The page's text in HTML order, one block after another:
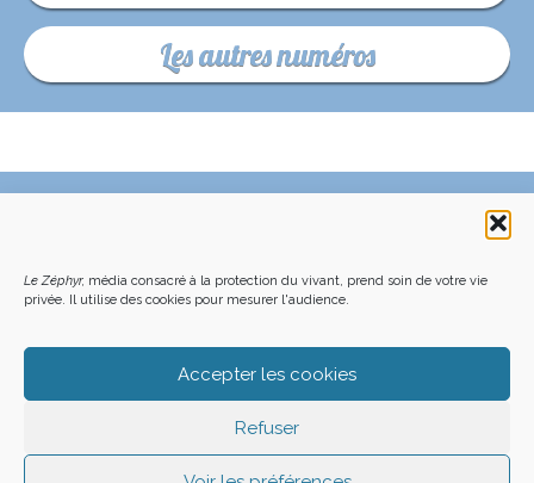
Le Zéphyr, média consacré à la protection du vivant, prend soin de votre vie
privée. Il utilise des cookies pour mesurer l'audience.
Accepter les cookies
Refuser
Les autres numéros
ACHETER LE DERNIER NUMÉRO
PODCAST EN FORÊT
OÙ NOUS TROUVER
NEWSLETTER
Z LE ZÉPHYR - 2026